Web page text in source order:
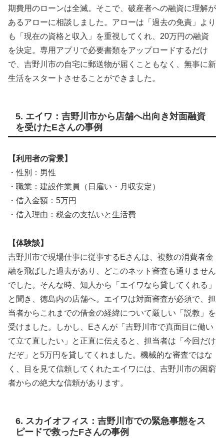
期費用のローンは全滅。そこで、破産者への融資に理解が
あるアローに相談しました。アローは「過去の免責」より
も「現在の資格と収入」を重視してくれ、20万円の融資
を決定。専用アプリで必要書類をアップロードするだけ
で、吉野川市の自宅に郵送物が届くこともなく、無事に新
生活をスタートさせることができました。
5. エイワ：吉野川市から店舗へ出向き対面融資
を受けたEさんの事例
【利用者の背景】
・性別：男性
・職業：建設作業員（日雇い・月収安定）
・借入金額：5万円
・借入理由：税金の支払いと生活費
【体験談】
吉野川市で現場仕事に従事するEさんは、複数の消費者金
融を飛ばした過去があり、どこのネット審査も通りません
でした。そんな時、知人から「エイワなら貸してくれる」
と聞き、徳島内の店舗へ。エイワは対面審査が必須で、担
当者からこれまでの借金の経緯について厳しい「説教」を
受けました。しかし、Eさんが「吉野川市で真面目に働い
て立て直したい」と正直に伝えると、担当者は「今回だけ
だぞ」と5万円を貸してくれました。機械的な審査ではな
く、目を見て信頼してくれたエイワには、吉野川市の困窮
者からの絶大な信頼があります。
6. スカイオフィス：吉野川市での緊急事態をス
ピードで救ったFさんの事例